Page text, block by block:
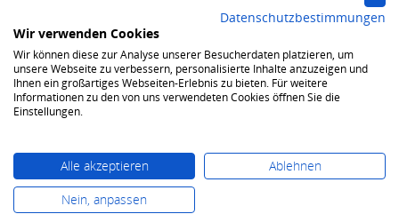
Starker Service
Shops mit dem Excellent Shop Award stehen seit mehr als 5,
10, 15 oder 20 Jahren für ein sicheres und angenehmes
Einkaufserlebnis.
Echte Verlässlichkeit
Jede Bestellung ist durch den Trusted Shops Käuferschutz
abgesichert und es gelten strenge Kriterien zum Schutz
persönlicher Daten.
Datenschutzbestimmungen
Wir verwenden Cookies
Wir können diese zur Analyse unserer Besucherdaten platzieren, um
unsere Webseite zu verbessern, personalisierte Inhalte anzuzeigen und
Ihnen ein großartiges Webseiten-Erlebnis zu bieten. Für weitere
Informationen zu den von uns verwendeten Cookies öffnen Sie die
Einstellungen.
Alle akzeptieren
Ablehnen
Nein, anpassen